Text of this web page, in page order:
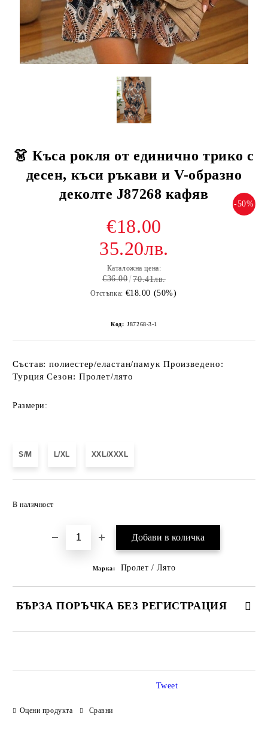
👗 Къса рокля от единично трико с
десен, къси ръкави и V-образно
деколте J87268 кафяв
-50%
€18.00
35.20лв.
Каталожна цена:
€36.00 70.41лв.
Отстъпка: €18.00 (50%)
Код: J87268-3-1
Състав: полиестер/еластан/памук Произведено:
Турция Сезон: Пролет/лято
Размери:
S/M L/XL XXL/XXXL
В наличност
Марка: Пролет / Лято
БЪРЗА ПОРЪЧКА БЕЗ РЕГИСТРАЦИЯ
Оцени продукта Сравни
Tweet